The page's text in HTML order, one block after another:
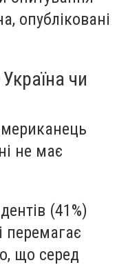
опубліковані
чи
не має
(41%)
перемагає
що серед